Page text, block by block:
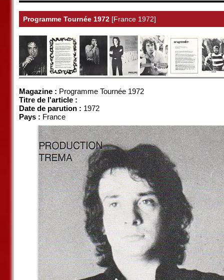
Programme Tournée 1972 [France 1972]
Magazine : Programme Tournée 1972
Titre de l'article :
Date de parution : 1972
Pays : France